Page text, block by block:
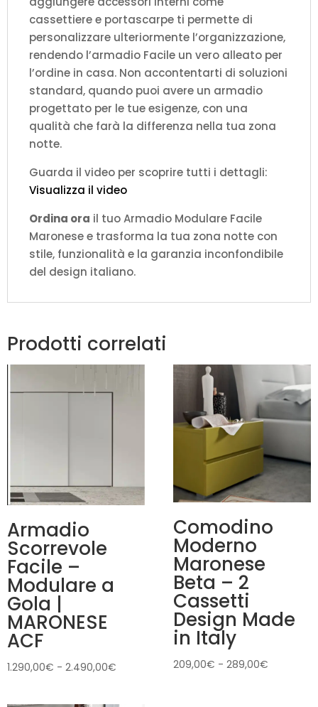
cassettiere e portascarpe ti permette di
personalizzare ulteriormente l’organizzazione,
rendendo l’armadio Facile un vero alleato per
l’ordine in casa. Non accontentarti di soluzioni
standard, quando puoi avere un armadio
progettato per le tue esigenze, con una
qualità che farà la differenza nella tua zona
notte.
Guarda il video per scoprire tutti i dettagli:
Visualizza il video
Ordina ora il tuo Armadio Modulare Facile
Maronese e trasforma la tua zona notte con
stile, funzionalità e la garanzia inconfondibile
del design italiano.
Prodotti correlati
Armadio
Scorrevole
Facile –
Modulare a
Gola |
MARONESE
ACF
1.290,00€ - 2.490,00€
Comodino
Moderno
Maronese
Beta – 2
Cassetti
Design Made
in Italy
209,00€ - 289,00€